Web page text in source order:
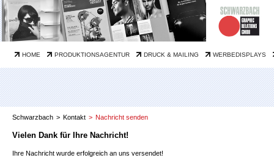
Navigation
HOME PRODUKTIONSAGENTUR DRUCK & MAILING WERBEDISPLAYS
info@schwarzbach.net
Schwarzbach Kontakt Nachricht senden
Vielen Dank für Ihre Nachricht!
Ihre Nachricht wurde erfolgreich an uns versendet!